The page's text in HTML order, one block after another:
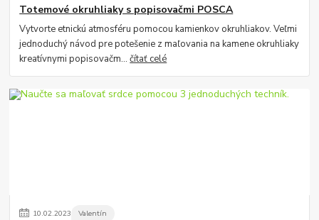
Totemové okruhliaky s popisovačmi POSCA
Vytvorte etnickú atmosféru pomocou kamienkov okruhliakov. Veľmi
jednoduchý návod pre potešenie z maľovania na kamene okruhliaky
kreatívnymi popisovačm...čítať celé
10.02.2023 Valentín